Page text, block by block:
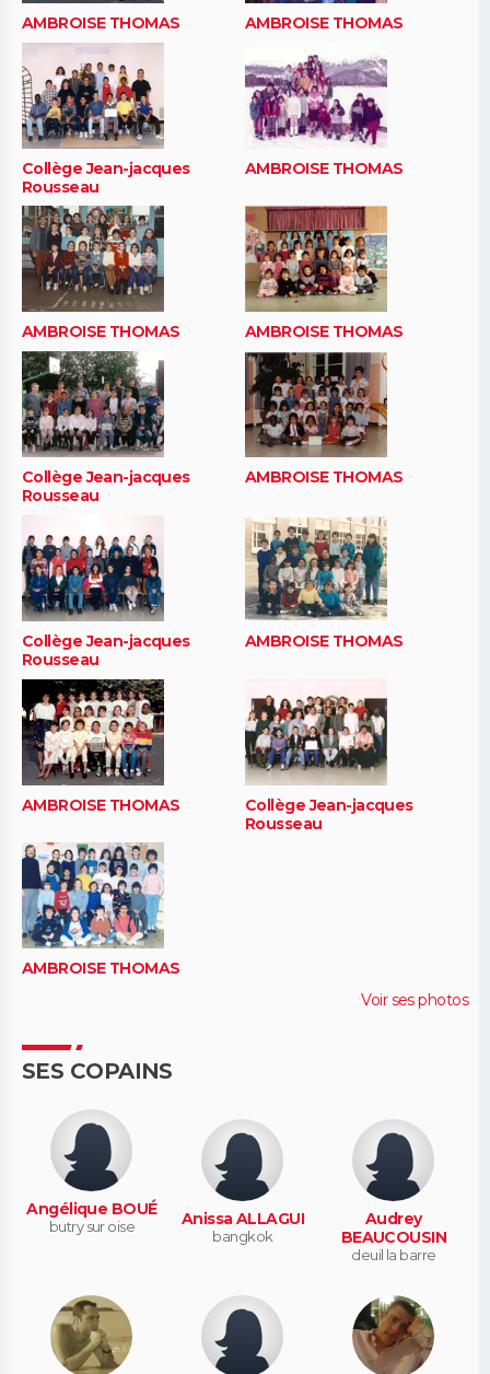
AMBROISE THOMAS AMBROISE THOMAS
Collège Jean-jacques
Rousseau
AMBROISE THOMAS
AMBROISE THOMAS AMBROISE THOMAS
Collège Jean-jacques
Rousseau
AMBROISE THOMAS
Collège Jean-jacques
Rousseau
AMBROISE THOMAS
AMBROISE THOMAS
Collège Jean-jacques
Rousseau
AMBROISE THOMAS
Voir ses photos
SES COPAINS
Angélique BOUÉ
butry sur oise Anissa ALLAGUI
bangkok
Audrey
BEAUCOUSIN
deuil la barre